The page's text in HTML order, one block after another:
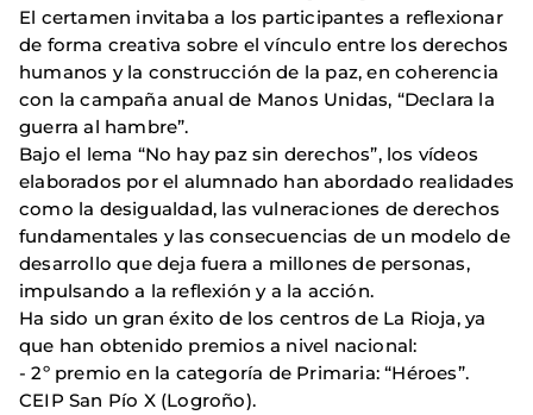
El certamen invitaba a los participantes a reflexionar
de forma creativa sobre el vínculo entre los derechos
humanos y la construcción de la paz, en coherencia
con la campaña anual de Manos Unidas, “Declara la
guerra al hambre”.
Bajo el lema “No hay paz sin derechos”, los vídeos
elaborados por el alumnado han abordado realidades
como la desigualdad, las vulneraciones de derechos
fundamentales y las consecuencias de un modelo de
desarrollo que deja fuera a millones de personas,
impulsando a la reflexión y a la acción.
Ha sido un gran éxito de los centros de La Rioja, ya
que han obtenido premios a nivel nacional:
- 2º premio en la categoría de Primaria: “Héroes”.
CEIP San Pío X (Logroño).